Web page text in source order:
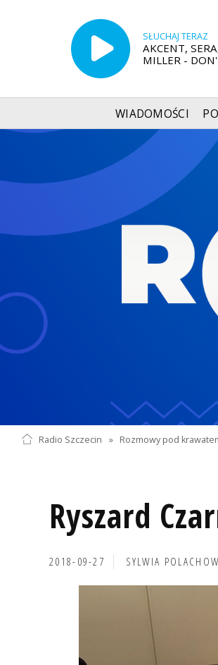
SŁUCHAJ TERAZ
AKCENT,
MILLER -
WIADOMOŚCI
Radio Szczecin » Rozmowy pod
Ryszard
2018-09-27 SYLWIA